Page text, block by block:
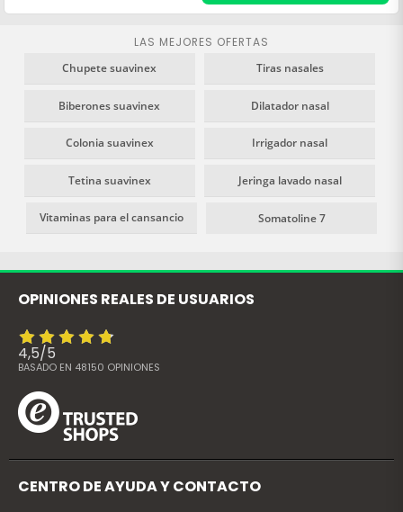
LAS MEJORES OFERTAS
Chupete suavinex
Tiras nasales
Biberones suavinex Dilatador nasal
Colonia suavinex Irrigador nasal
Tetina suavinex Jeringa lavado nasal
Vitaminas para el cansancio Somatoline 7
OPINIONES REALES DE USUARIOS
4,5/5
BASADO EN 48150 OPINIONES
CENTRO DE AYUDA Y CONTACTO